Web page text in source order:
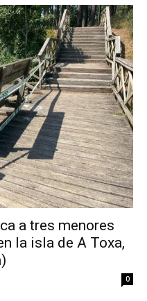
a tres menores
la isla de A Toxa,
0